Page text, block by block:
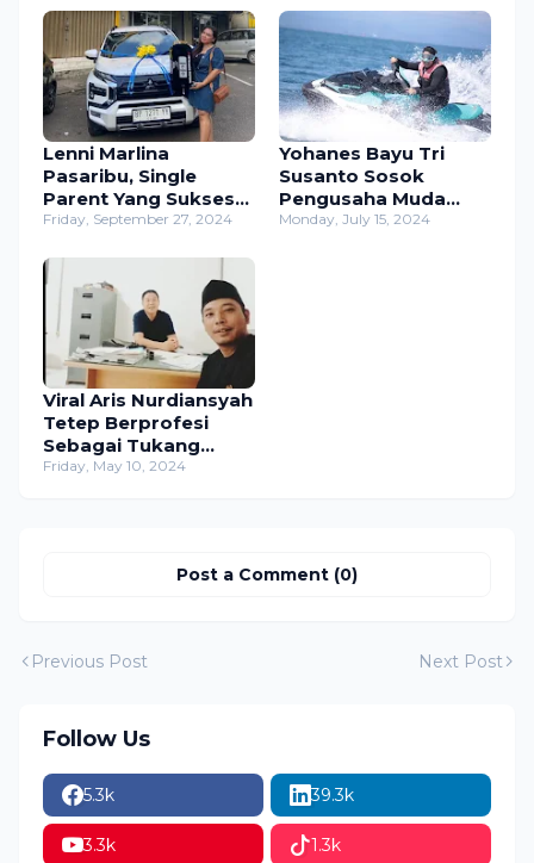
Lenni Marlina
Pasaribu, Single
Parent Yang Sukses
Dari Bisnis Investasi
Friday, September 27, 2024
Yohanes Bayu Tri
Susanto Sosok
Pengusaha Muda
Yang Rendah Hati
Monday, July 15, 2024
Viral Aris Nurdiansyah
Tetep Berprofesi
Sebagai Tukang
Rosok Meskipun
Friday, May 10, 2024
Post a Comment (0)
Previous Post Next Post
Follow Us
5.3k 39.3k
3.3k 1.3k